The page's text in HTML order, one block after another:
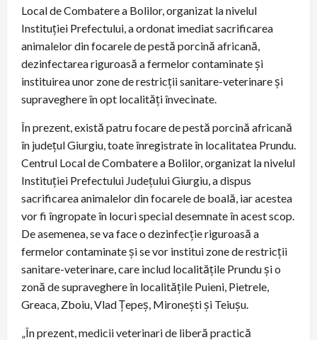
Local de Combatere a Bolilor, organizat la nivelul
Instituţiei Prefectului, a ordonat imediat sacrificarea
animalelor din focarele de pestă porcină africană,
dezinfectarea riguroasă a fermelor contaminate și
instituirea unor zone de restricții sanitare-veterinare și
supraveghere în opt localități învecinate.
În prezent, există patru focare de pestă porcină africană
în județul Giurgiu, toate înregistrate în localitatea Prundu.
Centrul Local de Combatere a Bolilor, organizat la nivelul
Instituţiei Prefectului Judeţului Giurgiu, a dispus
sacrificarea animalelor din focarele de boală, iar acestea
vor fi îngropate în locuri special desemnate în acest scop.
De asemenea, se va face o dezinfecție riguroasă a
fermelor contaminate și se vor institui zone de restricții
sanitare-veterinare, care includ localitățile Prundu și o
zonă de supraveghere în localitățile Puieni, Pietrele,
Greaca, Zboiu, Vlad Ţepeş, Mironeşti și Teiuşu.
„În prezent, medicii veterinari de liberă practică